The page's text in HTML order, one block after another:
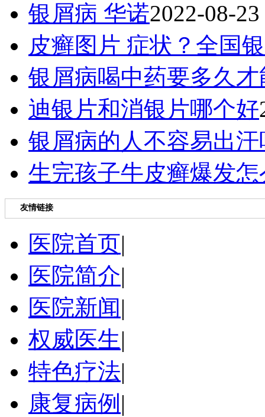
银屑病 华诺2022-08-23
皮癣图片 症状？全国
银屑病喝中药要多久
迪银片和消银片哪个好
银屑病的人不容易出汗
生完孩子牛皮癣爆发
友情链接
医院首页|
医院简介|
医院新闻|
权威医生|
特色疗法|
康复病例 |